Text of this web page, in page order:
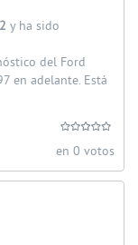
y ha sido
del Ford
en adelante. Está
en 0 votos